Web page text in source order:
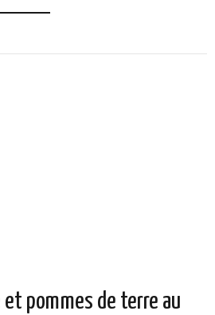
pommes de terre au